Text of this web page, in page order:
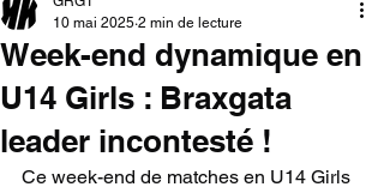
Week-end dynamique en
U14 Girls : Braxgata
leader incontesté !
10 mai 2025 2 min de lecture
Ce week-end de matches en U14 Girls